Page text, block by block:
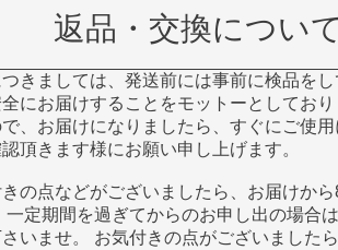
返品・交換につい
きましては、発送前には事前に検品を
にお届けすることをモットーとしてお
、お届けになりましたら、すぐにご使
頂きます様にお願い申し上げます。
の点などがございましたら、お届けか
一定期間を過ぎてからのお申し出の場合
いませ。 お気付きの点がございました